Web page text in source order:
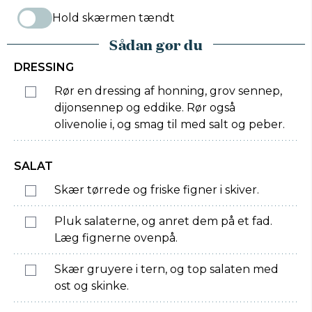
Hold skærmen tændt
Sådan gør du
DRESSING
Rør en dressing af honning, grov sennep,
dijonsennep og eddike. Rør også
olivenolie i, og smag til med salt og peber.
SALAT
Skær tørrede og friske figner i skiver.
Pluk salaterne, og anret dem på et fad.
Læg fignerne ovenpå.
Skær gruyere i tern, og top salaten med
ost og skinke.